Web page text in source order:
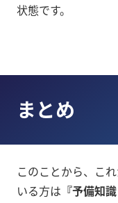
状態です。
まとめ
このことから、こ
いる方は 『予備知